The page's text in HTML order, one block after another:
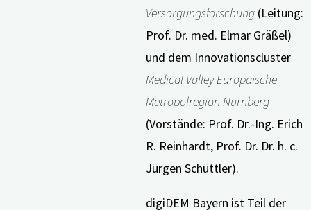
Versorgungsforschung (Leitung:
Prof. Dr. med. Elmar Gräßel)
und dem Innovationscluster
Medical Valley Europäische
Metropolregion Nürnberg
(Vorstände: Prof. Dr.-Ing. Erich
R. Reinhardt, Prof. Dr. Dr. h. c.
Jürgen Schüttler).
digiDEM Bayern ist Teil der